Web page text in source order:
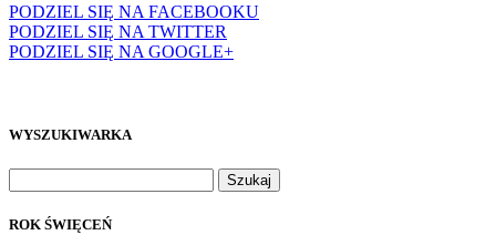
PODZIEL SIĘ NA FACEBOOKU
PODZIEL SIĘ NA TWITTER
PODZIEL SIĘ NA GOOGLE+
WYSZUKIWARKA
ROK ŚWIĘCEŃ